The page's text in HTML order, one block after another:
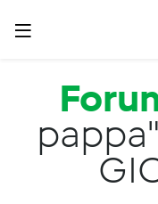
Salta al contenuto